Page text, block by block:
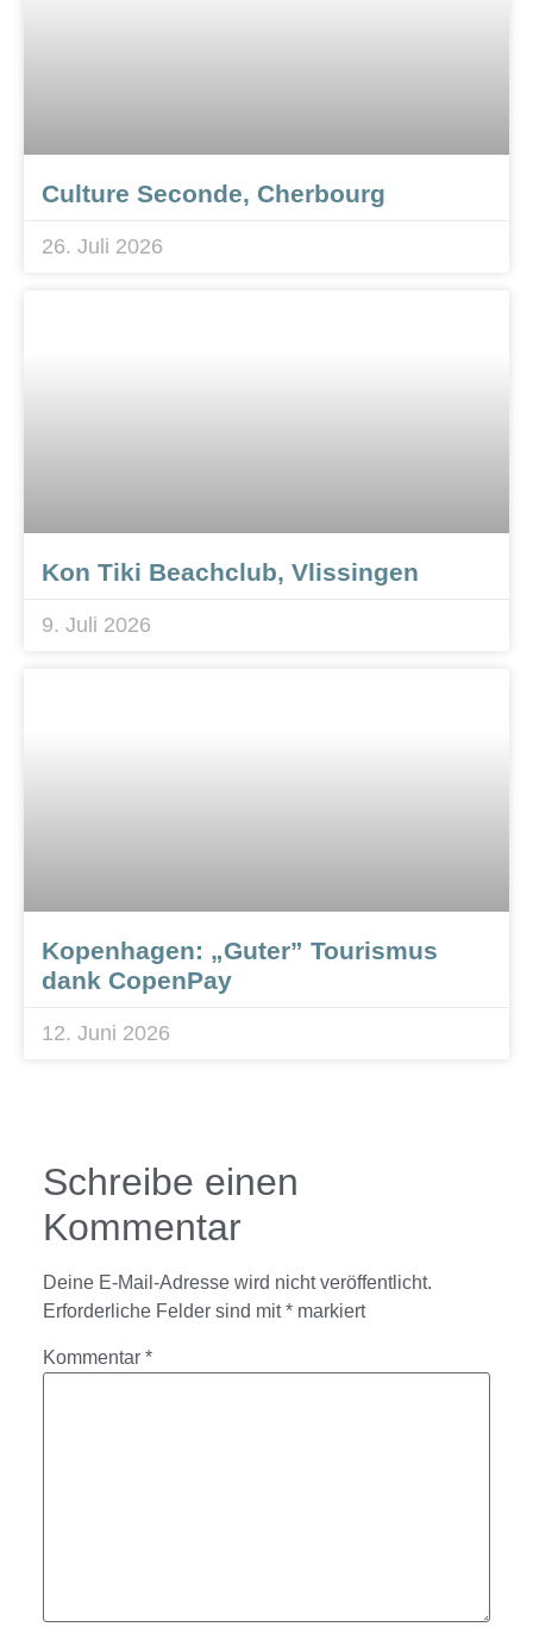
Culture Seconde, Cherbourg
26. Juli 2026
Kon Tiki Beachclub, Vlissingen
9. Juli 2026
Kopenhagen: „Guter” Tourismus
dank CopenPay
12. Juni 2026
Schreibe einen
Kommentar
Deine E-Mail-Adresse wird nicht veröffentlicht.
Erforderliche Felder sind mit* markiert
Kommentar *